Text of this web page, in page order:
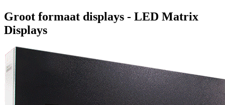
Groot formaat displays - LED Matrix
Displays